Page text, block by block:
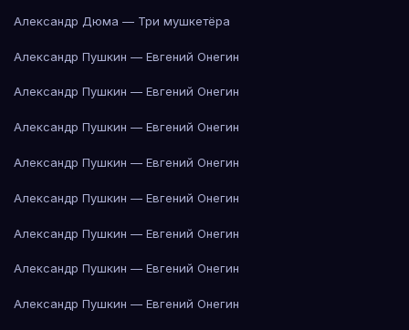
Александр Дюма — Три мушкетёра
Александр Пушкин — Евгений Онегин
Александр Пушкин — Евгений Онегин
Александр Пушкин — Евгений Онегин
Александр Пушкин — Евгений Онегин
Александр Пушкин — Евгений Онегин
Александр Пушкин — Евгений Онегин
Александр Пушкин — Евгений Онегин
Александр Пушкин — Евгений Онегин